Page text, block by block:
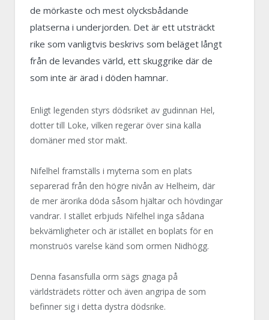
de mörkaste och mest olycksbådande
platserna i underjorden. Det är ett utsträckt
rike som vanligtvis beskrivs som beläget långt
från de levandes värld, ett skuggrike där de
som inte är ärad i döden hamnar.
Enligt legenden styrs dödsriket av gudinnan Hel,
dotter till Loke, vilken regerar över sina kalla
domäner med stor makt.
Nifelhel framställs i myterna som en plats
separerad från den högre nivån av Helheim, där
de mer ärorika döda såsom hjältar och hövdingar
vandrar. I stället erbjuds Nifelhel inga sådana
bekvämligheter och är istället en boplats för en
monstruös varelse känd som ormen Nidhögg.
Denna fasansfulla orm sägs gnaga på
världsträdets rötter och även angripa de som
befinner sig i detta dystra dödsrike.